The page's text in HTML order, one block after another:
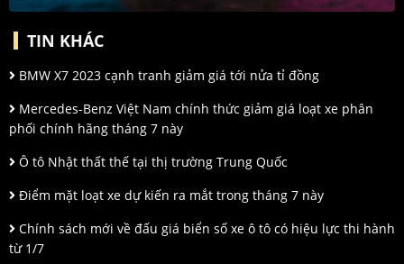
TIN KHÁC
BMW X7 2023 cạnh tranh giảm giá tới nửa tỉ đồng
Mercedes-Benz Việt Nam chính thức giảm giá loạt xe phân
phối chính hãng tháng 7 này
Ô tô Nhật thất thế tại thị trường Trung Quốc
Điểm mặt loạt xe dự kiến ra mắt trong tháng 7 này
Chính sách mới về đấu giá biển số xe ô tô có hiệu lực thi hành
từ 1/7